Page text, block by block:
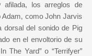
los arreglos de
como John Jarvis
dorsal del sonido de Pig
en el envoltorio de su
The Yard” o “Terrifyer”